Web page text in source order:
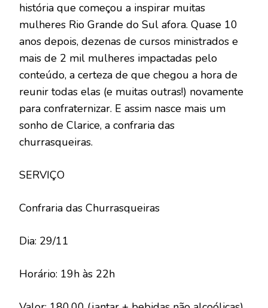
história que começou a inspirar muitas
mulheres Rio Grande do Sul afora. Quase 10
anos depois, dezenas de cursos ministrados e
mais de 2 mil mulheres impactadas pelo
conteúdo, a certeza de que chegou a hora de
reunir todas elas (e muitas outras!) novamente
para confraternizar. E assim nasce mais um
sonho de Clarice, a confraria das
churrasqueiras.
SERVIÇO
Confraria das Churrasqueiras
Dia: 29/11
Horário: 19h às 22h